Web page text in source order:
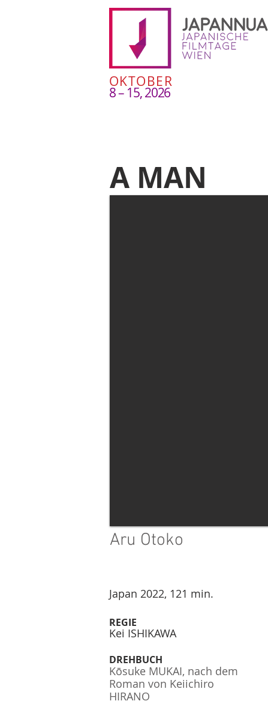
OKTOBER
8 – 15, 2026
A MAN
Aru Otoko
REGIE
DREHBUCH
Japan 2022, 121 min.
Kei ISHIKAWA
Kōsuke MUKAI, nach dem
Roman von Keiichiro
HIRANO